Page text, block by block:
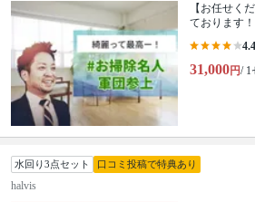
【お任せく
ております！
31,000円/ 1
水回り3点セット 口コミ投稿で特典あり
halvis